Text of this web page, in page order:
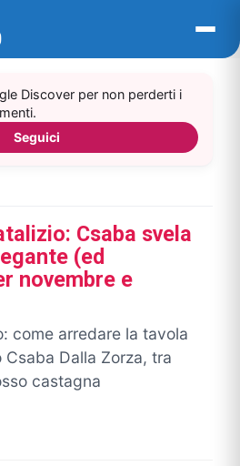
Discover per non perderti i
Seguici
Csaba svela
(ed
novembre e
come arredare la tavola
Dalla Zorza, tra
castagna